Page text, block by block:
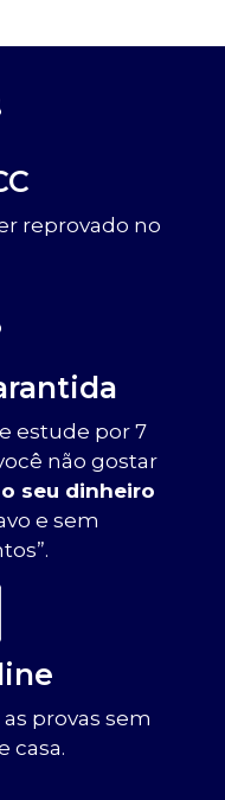
reprovado no
estude por 7
não gostar
seu dinheiro
e sem
as provas sem
casa.